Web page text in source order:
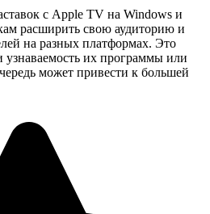
с Apple TV на Windows и
расширить свою аудиторию и
на разных платформах. Это
узнаваемость их программы или
может привести к большей